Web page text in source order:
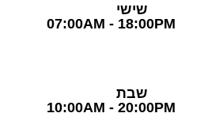
07:00AM - 18:00PM
10:00AM - 20:00PM